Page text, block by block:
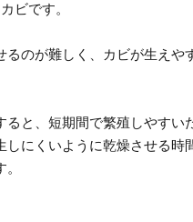
ビです。
るのが難しく、カビが生えや
ると、短期間で繁殖しやすい
しにくいように乾燥させる時